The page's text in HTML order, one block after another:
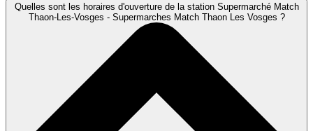
Quelles sont les horaires d'ouverture de la station Supermarché Match
Thaon-Les-Vosges - Supermarches Match Thaon Les Vosges ?